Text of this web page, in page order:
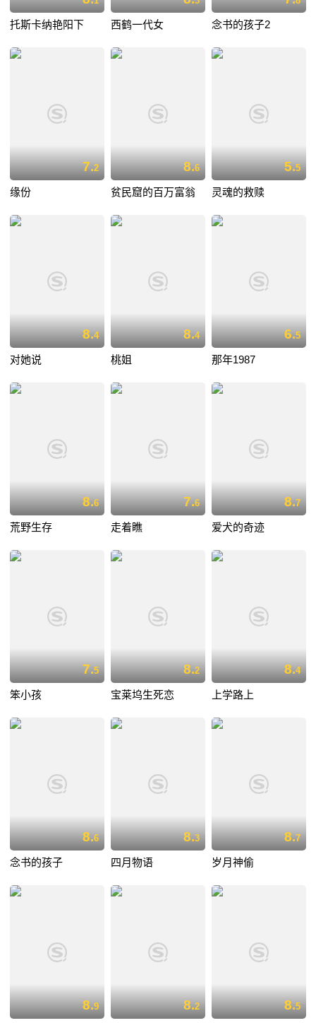
托斯卡纳艳阳下 西鹤一代女 念书的孩子2
7.2
缘份
8.6
贫民窟的百万富翁
5.5
灵魂的救赎
8.4
对她说
8.4
桃姐
6.5
那年1987
8.6
荒野生存
7.6
走着瞧
8.7
爱犬的奇迹
7.5
笨小孩
8.2
宝莱坞生死恋
8.4
上学路上
8.6
念书的孩子
8.3
四月物语
8.7
岁月神偷
8.9 8.2 8.5